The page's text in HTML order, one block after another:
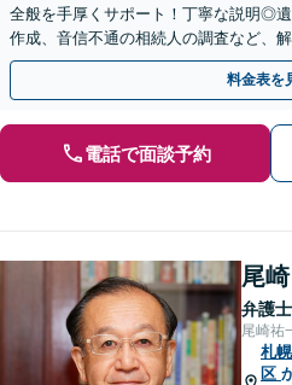
全般を手厚くサポート！丁寧な説明◎
作成、音信不通の相続人の調査など、
実績あり】【分かりやすい料金体系】
料金表を
電話で面談予約
尾
弁護士
尾崎祐
札
区